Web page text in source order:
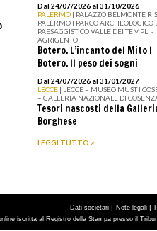
Dal 24/07/2026 al 31/10/2026
PALERMO | PALAZZO BELMONTE
PALERMO I PARCO ARCHEOLOGICO
PAESAGGISTICO VALLE DEI TEMPLI -
AGRIGENTO
Botero. L’incanto del Mito I
Botero. Il peso dei sogni
Dal 24/07/2026 al 31/01/2027
LECCE | LECCE – MUSEO MUST I
– GALLERIA NAZIONALE DI
Tesori nascosti della
Borghese
LEGGI TUTTO >
Dati societari | Note legali |
iscritta al Registro della Stampa presso il